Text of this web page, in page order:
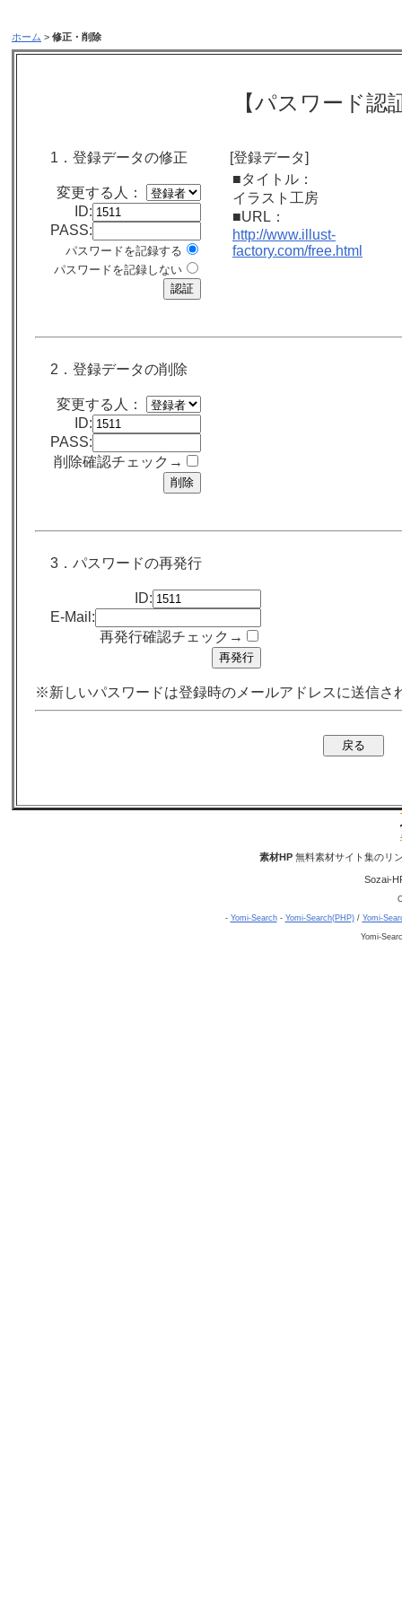
ホーム > 修正・削除
【パスワード認
1．登録データの修正
変更する人：
ID:
PASS:
パスワードを記録する
パスワードを記録しない
[登録データ]
■タイトル：
イラスト工房
■URL：
http://www.illust-
factory.com/free.html
2．登録データの削除
変更する人：
ID:
PASS:
削除確認チェック→
3．パスワードの再発行
ID:
E-Mail:
再発行確認チェック→
※新しいパスワードは登録時のメールアドレスに送信さ
素材HP無料素材サイト集のリ
Sozai-
- Yomi-Search- Yomi-Search(PHP)/ Yomi-
Yomi-